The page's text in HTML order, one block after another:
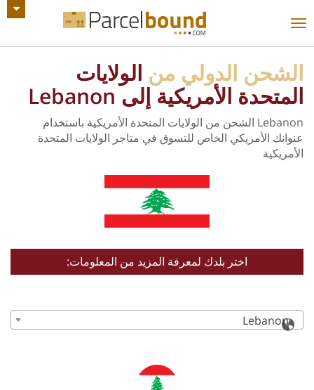
عرض جميع الإعلانات
تبديل
الشحن الدولي من الولايات
المتحدة الأمريكية إلى Lebanon
Lebanon الشحن من الولايات المتحدة الأمريكية باستخدام
عنوانك الأمريكي الخاص للتسوق في متاجر الولايات المتحدة
الأمريكية
اختر بلدك لمعرفة المزيد من المعلومات:
Lebanon